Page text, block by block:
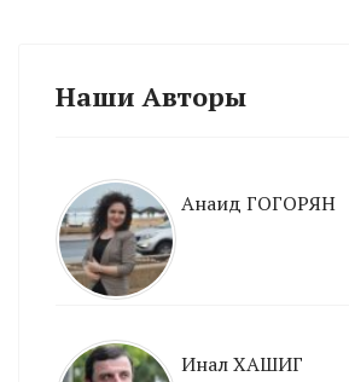
Наши Авторы
Анаид ГОГОРЯН
Инал ХАШИГ